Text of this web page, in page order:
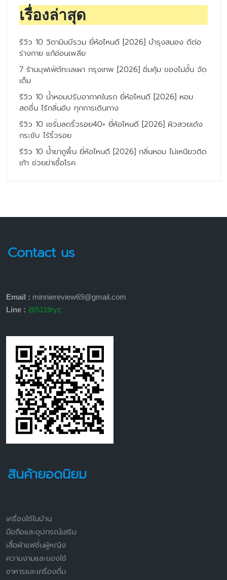
เรื่องล่าสุด
รีวิว 10 วิตามินบีรวม ยี่ห้อไหนดี [2026] บำรุงสมอง ดีต่อ
ร่างกาย แก้อ่อนเพลีย
7 ร้านบุฟเฟ่ต์ทะเลเผา กรุงเทพ [2026] อิ่มคุ้ม ของไม่อั้น จัด
เต็ม
รีวิว 10 น้ำหอมปรับอากาศในรถ ยี่ห้อไหนดี [2026] หอม
สดชื่น ไร้กลิ่นอับ ทุกการเดินทาง
รีวิว 10 เซรั่มลดริ้วรอย40+ ยี่ห้อไหนดี [2026] ผิวสวยเด้ง
กระชับ ไร้ริ้วรอย
รีวิว 10 น้ำยาถูพื้น ยี่ห้อไหนดี [2026] กลิ่นหอม ไม่เหนียวติด
เท้า ช่วยฆ่าเชื้อโรค
Contact us
Email : minniereview69@gmail.com
Line : @511tlryz
สินค้ายอดนิยม
เครื่องใช้ในบ้าน
มือถือและอุปกรณ์เสริม
เสื้อผ้าแฟชั่นผู้หญิง
ความงามและของใช้
อาหารและเครื่องดื่ม